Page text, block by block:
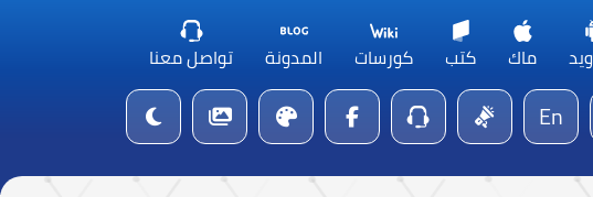
ماك كتب كورسات المدونة تواصل معنا
En